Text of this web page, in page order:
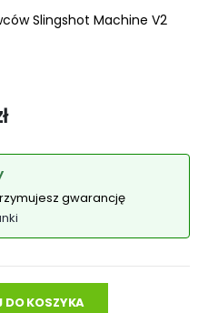
Slingshot Machine V2
gwarancję
DO KOSZYKA